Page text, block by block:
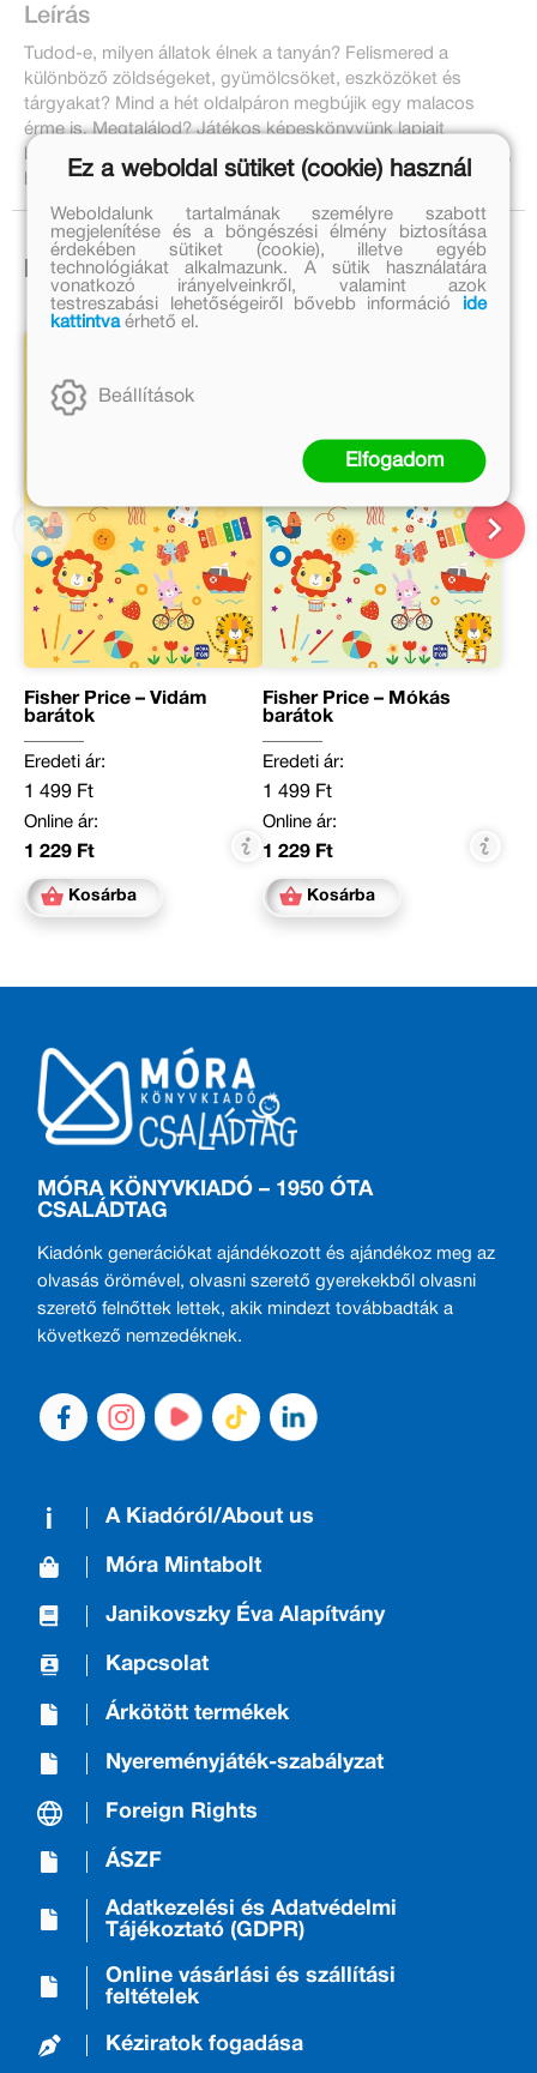
Leírás
Tudod-e, milyen állatok élnek a tanyán? Felismered a
különböző zöldségeket, gyümölcsöket, eszközöket és
tárgyakat? Mind a hét oldalpáron megbújik egy malacos
érme is. Megtalálod? Játékos képeskönyvünk lapjait
böngészve a gyerekek nemcsak a keresés örömét élhetik át,
hanem számos érdekességet is felfedezhetnek.
Ezek is érdekelhetnek!
Fisher Price – Vidám
barátok
Eredeti ár:
1 499 Ft
Online ár:
1 229 Ft
Kosárba
Fisher Price – Mókás
barátok
Eredeti ár:
1 499 Ft
Online ár:
1 229 Ft
Kosárba
MÓRA KÖNYVKIADÓ – 1950 ÓTA
CSALÁDTAG
Kiadónk generációkat ajándékozott és ajándékoz meg az
olvasás örömével, olvasni szerető gyerekekből olvasni
szerető felnőttek lettek, akik mindezt továbbadták a
következő nemzedéknek.
A Kiadóról/About us
Móra Mintabolt
Janikovszky Éva Alapítvány
Kapcsolat
Árkötött termékek
Nyereményjáték-szabályzat
Foreign Rights
ÁSZF
Adatkezelési és Adatvédelmi
Tájékoztató (GDPR)
Online vásárlási és szállítási
feltételek
Kéziratok fogadása
Ez a weboldal sütiket (cookie) használ
Weboldalunk tartalmának személyre szabott
megjelenítése és a böngészési élmény biztosítása
érdekében sütiket (cookie), illetve egyéb
technológiákat alkalmazunk. A sütik használatára
vonatkozó irányelveinkről, valamint azok
testreszabási lehetőségeiről bővebb információ
ide
kattintvaérhető el.
Beállítások
Elfogadom